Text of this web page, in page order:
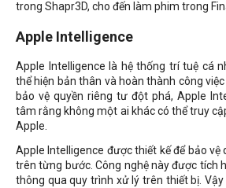
trong Shapr3D, cho đến làm phim trong
Apple Intelligence
Apple Intelligence là hệ thống trí tuệ cá
thể hiện bản thân và hoàn thành công
bảo vệ quyền riêng tư đột phá, Apple
tâm rằng không một ai khác có thể truy
Apple.
Apple Intelligence được thiết kế để bảo vệ
trên từng bước. Công nghệ này được tích
thông qua quy trình xử lý trên thiết bị.